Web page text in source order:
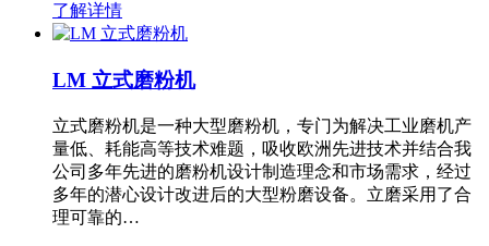
了解详情
LM 立式磨粉机
立式磨粉机是一种大型磨粉机，专门为解决工业磨机产
量低、耗能高等技术难题，吸收欧洲先进技术并结合我
公司多年先进的磨粉机设计制造理念和市场需求，经过
多年的潜心设计改进后的大型粉磨设备。立磨采用了合
理可靠的…